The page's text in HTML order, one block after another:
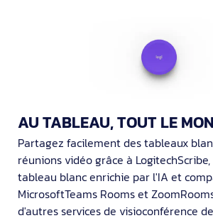
AU TABLEAU, TOUT LE
Partagez facilement des tableaux
réunions vidéo grâce à
tableau blanc enrichie par l'IA et
MicrosoftTeams Rooms et
d'autres services de visioconférence